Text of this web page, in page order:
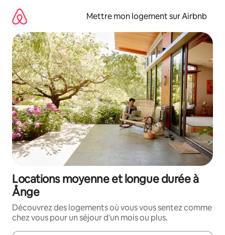
directement
contenu
Mettre mon logement sur Airbnb
Locations moyenne et longue durée à
Ånge
Découvrez des logements où vous vous sentez comme
chez vous pour un séjour d'un mois ou plus.